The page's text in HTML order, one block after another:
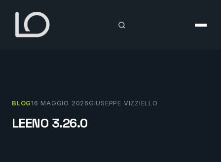
contenuto
BLOG16 MAGGIO 2026 GIUSEPPE VIZZIELLO
LEENO 3.26.0